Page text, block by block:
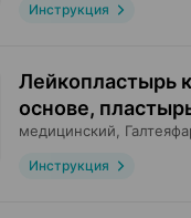
Инструкция
Лейкопластырь
основе,
медицинский,
Инструкция